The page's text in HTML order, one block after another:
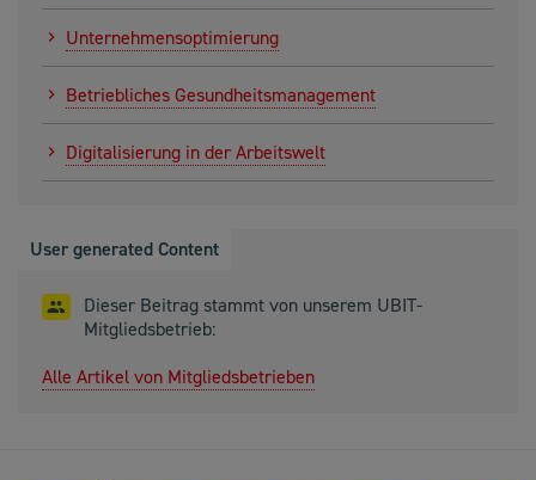
Unternehmensoptimierung
Betriebliches Gesundheitsmanagement
Digitalisierung in der Arbeitswelt
User generated Content
Dieser Beitrag stammt von unserem UBIT-
Mitgliedsbetrieb:
Alle Artikel von Mitgliedsbetrieben